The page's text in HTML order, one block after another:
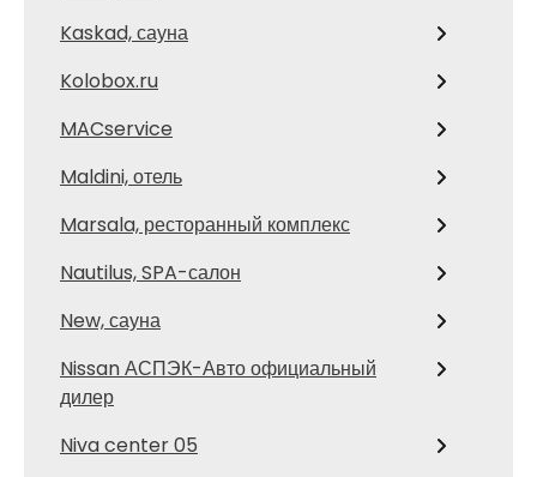
Kaskad, сауна
Kolobox.ru
MACservice
Maldini, отель
Marsala, ресторанный комплекс
Nautilus, SPA-салон
New, сауна
Nissan АСПЭК-Авто официальный
дилер
Niva center 05